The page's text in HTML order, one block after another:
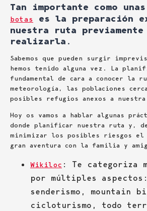
Tan importante como unas
botas
es la preparación
nuestra ruta previamente
realizarla.
Sabemos que pueden surgir
hemos tenido alguna vez. La
fundamental de cara a conocer la
meteorología, las poblaciones
posibles refugios anexos a
Hoy os vamos a hablar algunas
donde planificar nuestra ruta y, de
minimizar los posibles riesgos el
gran aventura con la familia y
Wikiloc : Te categoriza
por múltiples
senderismo, mountain
cicloturismo, todo